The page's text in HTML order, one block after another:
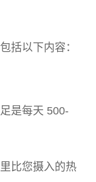
括以下内容：
是每天 500-
比您摄入的热